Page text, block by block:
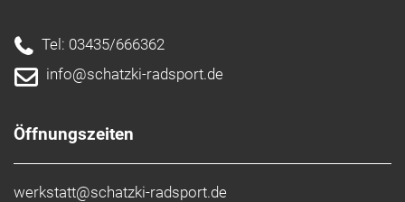
Tel: 03435/666362
info@schatzki-radsport.de
Öffnungszeiten
werkstatt@schatzki-radsport.de